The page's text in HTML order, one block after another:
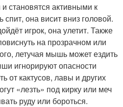
становятся активными к
она висит вниз головой.
игрок, она улетит. Также
на прозрачном или
летучая мышь может ездить
игнорируют опасности
от кактусов, лавы и других
«лезть» под кирку или меч
руду или бороться.